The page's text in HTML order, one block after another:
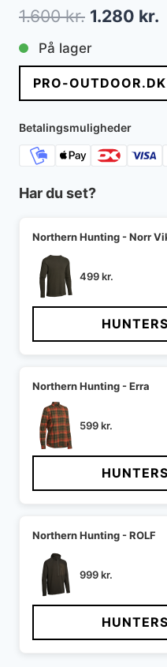
1.600kr. Den
oprindelige
pris
var:
1.600 kr..
1.280 kr.
På lager
PRO-
Betalingsmuligheder
Har du set?
Northern Hunting - Norr
499kr.
Northern Hunting - Erra
599kr.
Northern Hunting - ROLF
999kr.